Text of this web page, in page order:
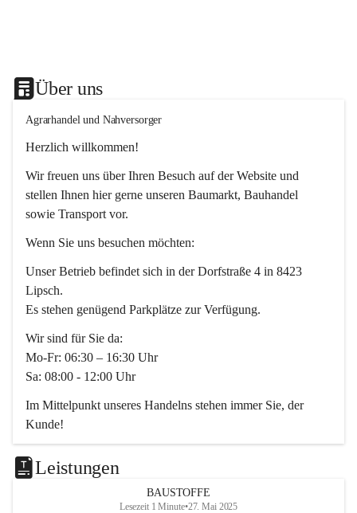
Über uns
Agrarhandel und Nahversorger
Herzlich willkommen!
Wir freuen uns über Ihren Besuch auf der Website und
stellen Ihnen hier gerne unseren Baumarkt, Bauhandel
sowie Transport vor.
Wenn Sie uns besuchen möchten:
Unser Betrieb befindet sich in der Dorfstraße 4 in 8423
Lipsch.
Es stehen genügend Parkplätze zur Verfügung.
Wir sind für Sie da:
Mo-Fr: 06:30 – 16:30 Uhr
Sa: 08:00 - 12:00 Uhr
Im Mittelpunkt unseres Handelns stehen immer Sie, der
Kunde!
Das Team ist freundlich, motiviert und bestens geschult in
den Bereichen
Beratung, Lager sowie Transport. Für alle Ihre Anliegen
finden wir eine individuelle Lösung.
Leistungen
BAUSTOFFE
Lesezeit 1 Minute•27. Mai 2025